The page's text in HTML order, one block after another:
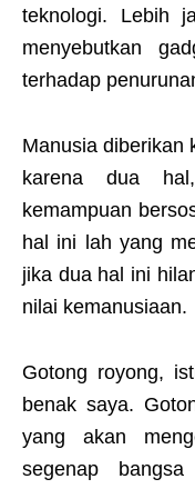
teknologi. Lebih
menyebutkan
terhadap
Manusia diberikan
karena dua
kemampuan
hal ini lah yang
jika dua hal ini
nilai kemanusiaan.
Gotong royong,
benak saya.
yang akan
segenap